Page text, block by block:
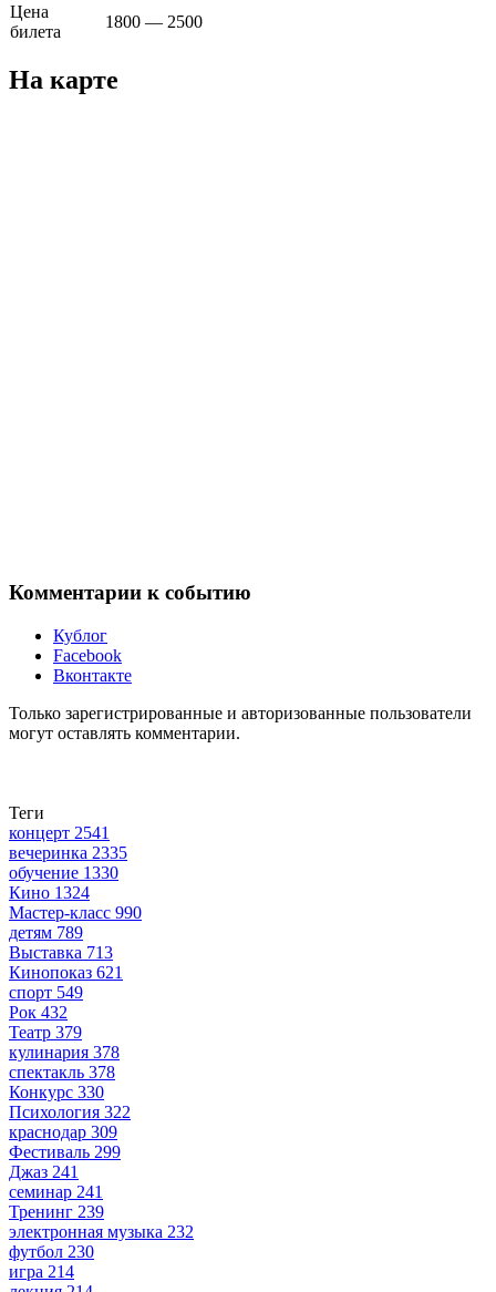
Цена
билета
1800 — 2500
На карте
Комментарии к событию
Кублог
Facebook
Вконтакте
Только зарегистрированные и авторизованные пользователи
могут оставлять комментарии.
Теги
концерт 2541
вечеринка 2335
обучение 1330
Кино 1324
Мастер-класс 990
детям 789
Выставка 713
Кинопоказ 621
спорт 549
Рок 432
Театр 379
кулинария 378
спектакль 378
Конкурс 330
Психология 322
краснодар 309
Фестиваль 299
Джаз 241
семинар 241
Тренинг 239
электронная музыка 232
футбол 230
игра 214